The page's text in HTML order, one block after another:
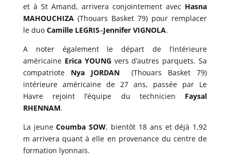
et à St Amand, arrivera conjointement avec Hasna
MAHOUCHIZA(Thouars Basket 79) pour remplacer
le duo Camille LEGRIS–Jennifer VIGNOLA.
A noter également le départ de l’intérieure
américaine Erica YOUNG vers d’autres parquets. Sa
compatriote Nya JORDAN(Thouars Basket 79)
intérieure américaine de 27 ans, passée par Le
Havre rejoint l’équipe du technicien Faysal
RHENNAM.
La jeuneCoumba SOW, bientôt 18 ans et déjà 1,92
m arrivera quant à elle en provenance du centre de
formation lyonnais.